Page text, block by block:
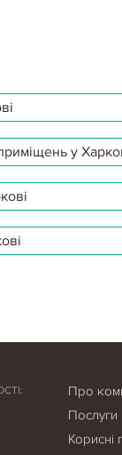
у
Про
Послуги
Корисні